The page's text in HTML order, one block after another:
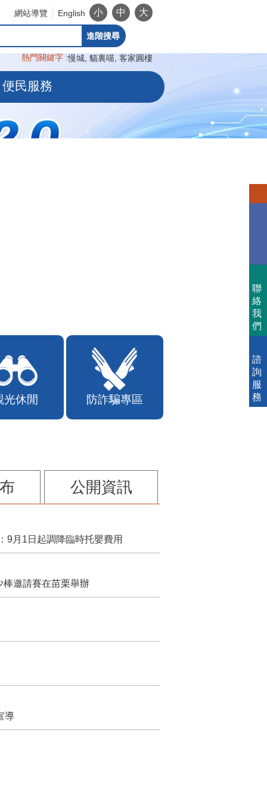
網站導覽 English 小 中 大
進階搜尋
熱門關鍵字 慢城 貓裏喵 客家圓樓
便民服務
光休閒 防詐騙專區
公開資訊
9月1日起調降臨時托嬰費用
邀請賽在苗栗舉辦
導
聯
絡
我
們
諮
詢
服
務